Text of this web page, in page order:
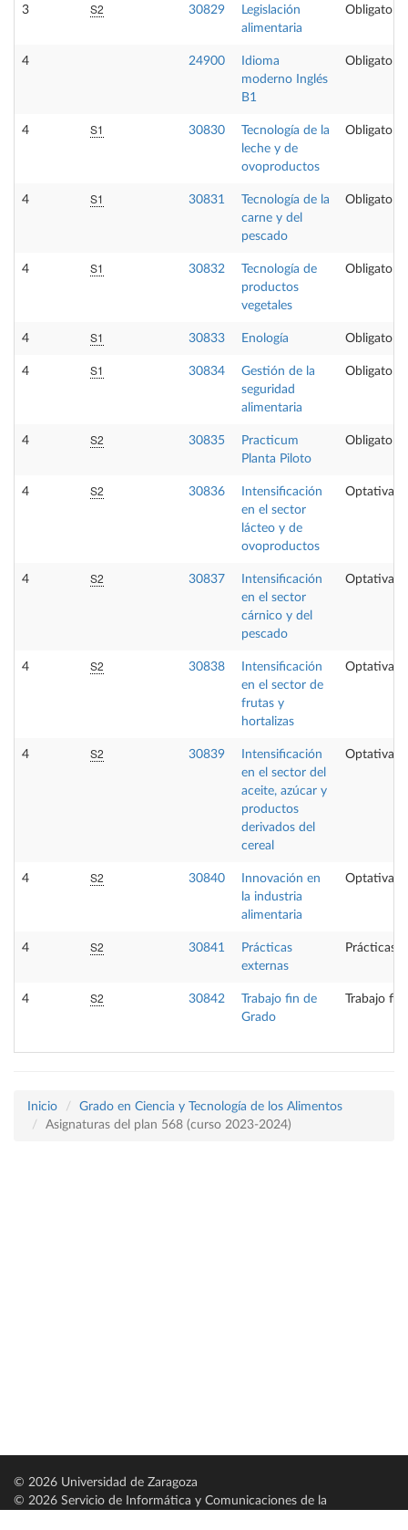
3 S2 30829
Legislación
alimentaria
Obligatoria
4 24900
Idioma
moderno Inglés
B1
Obligatoria
4 S1 30830
Tecnología de la
leche y de
ovoproductos
Obligatoria
4 S1 30831
Tecnología de la
carne y del
pescado
Obligatoria
4 S1 30832
Tecnología de
productos
vegetales
Obligatoria
4 S1 30833 Enología Obligatoria
4 S1 30834
Gestión de la
seguridad
alimentaria
Obligatoria
4 S2 30835
Practicum
Planta Piloto
Obligatoria
4 S2 30836
Intensificación
en el sector
lácteo y de
ovoproductos
Optativa
4 S2 30837
Intensificación
en el sector
cárnico y del
pescado
Optativa
4 S2 30838
Intensificación
en el sector de
frutas y
hortalizas
Optativa
4 S2 30839
Intensificación
en el sector del
aceite, azúcar y
productos
derivados del
cereal
Optativa
4 S2 30840
Innovación en
la industria
alimentaria
Optativa
4 S2 30841
Prácticas
externas
Prácticas
4 S2 30842
Trabajo fin de
Grado
Trabajo
Inicio
Grado en Ciencia y Tecnología de los Alimentos
Asignaturas del plan 568 (curso 2023-2024)
© 2026 Universidad de Zaragoza
© 2026 Servicio de Informática y Comunicaciones de la